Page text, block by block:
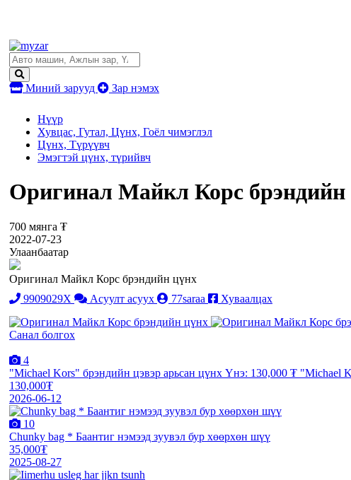
Миний зарууд Зар нэмэх
Нүүр
Хувцас, Гутал, Цүнх, Гоёл чимэглэл
Цүнх, Түрүүвч
Эмэгтэй цүнх, түрийвч
Оригинал Майкл Корс брэндийн
700 мянга ₮
2022-07-23
Улаанбаатар
Оригинал Майкл Корс брэндийн цүнх
9909029X
Асуулт асуух 77saraa Хуваалцах
Санал болгох
4
"Michael Kors" брэндийн цэвэр арьсан цүнх Үнэ: 130,000 ₮ "Michael
130,000₮
2026-06-12
10
Chunky bag * Баантиг нэмээд зуувэл бур хөөрхөн шүү
35,000₮
2025-08-27